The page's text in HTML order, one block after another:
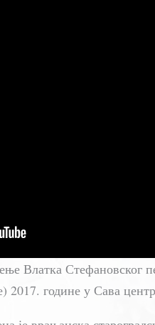
Влатка Стефановског
2017. године у Сава